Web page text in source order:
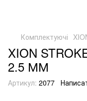
Комплектуючі
XION
2.5 ММ
Артикул: 2077